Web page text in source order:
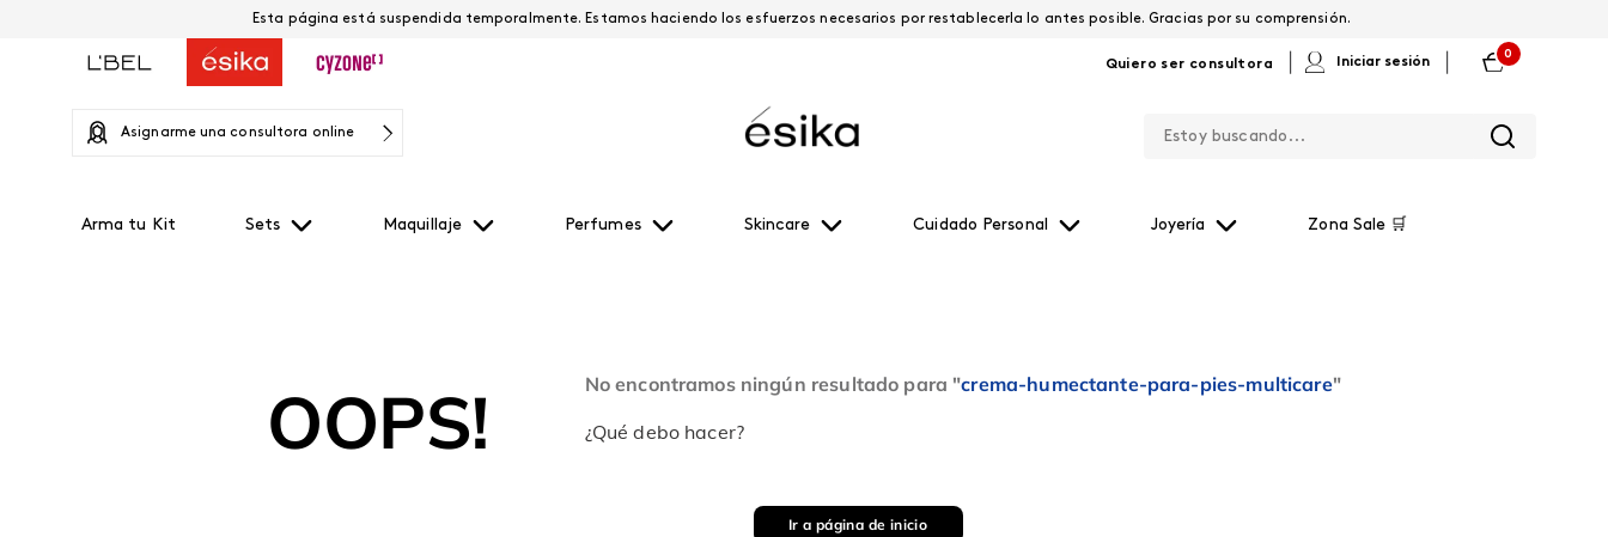
Quiero ser consultora Iniciar sesión
0
Asignarme una consultora online
Arma tu Kit Sets Maquillaje Perfumes Skincare Cuidado Personal Joyería Zona Sale 🛒
Esta página está suspendida temporalmente. Estamos haciendo los esfuerzos necesarios por restablecerla lo antes posible. Gracias por su comprensión.
OOPS! No encontramos ningún resultado para "crema-humectante-para-pies-multicare"
¿Qué debo hacer?
Ir a página de inicio